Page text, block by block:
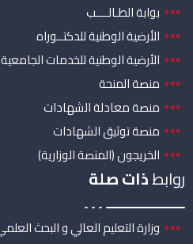
بوابة الطـالــــب
الأرضية الوطنية للدكتــوراه
الأرضية الوطنية للخدمات الجامعية
منصة المنحة
منصة معادلة الشهادات
منصة توثيق الشهادات
الخريجون (المنصة الوزارية)
روابطذات صلة
وزارة التعليم العالي و البحث